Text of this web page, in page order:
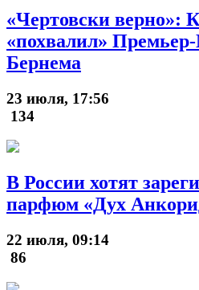
«Чертовски верно»:
«похвалил»
Бернема
23 июля, 17:56
134
В России хотят
парфюм «Дух
22 июля, 09:14
86